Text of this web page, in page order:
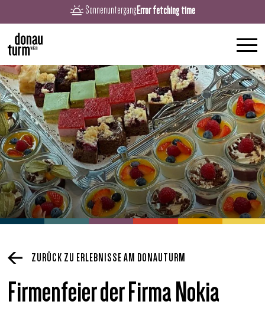
SonnenuntergangError fetching time
ZURÜCK ZU ERLEBNISSE AM DONAUTURM
Firmenfeier der Firma Nokia